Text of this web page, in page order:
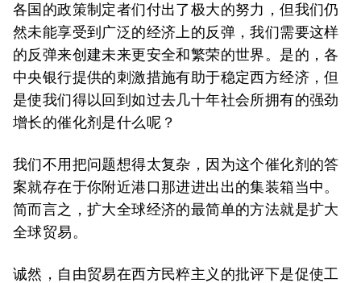
各国的政策制定者们付出了极大的努力，但我们仍
然未能享受到广泛的经济上的反弹，我们需要这样
的反弹来创建未来更安全和繁荣的世界。是的，各
中央银行提供的刺激措施有助于稳定西方经济，但
是使我们得以回到如过去几十年社会所拥有的强劲
增长的催化剂是什么呢？
我们不用把问题想得太复杂，因为这个催化剂的答
案就存在于你附近港口那进进出出的集装箱当中。
简而言之，扩大全球经济的最简单的方法就是扩大
全球贸易。
诚然，自由贸易在西方民粹主义的批评下是促使工